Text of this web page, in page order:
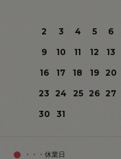
2
3 4 5 6
9
10 11 12 13
16
17 18 19 20
23
24 25 26 27
30
31
・・・休業日